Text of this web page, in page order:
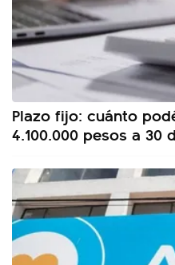
Plazo fijo: cuánto
4.100.000 pesos a 30